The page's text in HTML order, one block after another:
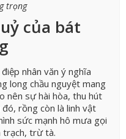
trọng
của bát
nhân văn ý nghĩa
long chầu nguyệt mang
nên sự hài hòa, thu hút
rồng còn là linh vật
sức mạnh hô mưa gọi
trạch, trừ tà.